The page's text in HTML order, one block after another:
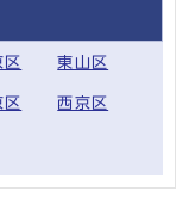
区 東山区
区 西京区